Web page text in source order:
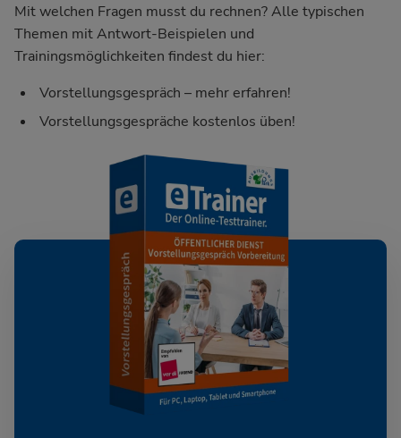
Mit welchen Fragen musst du rechnen? Alle typischen
Themen mit Antwort-Beispielen und
Trainingsmöglichkeiten findest du hier:
Vorstellungsgespräch – mehr erfahren!
Vorstellungsgespräche kostenlos üben!